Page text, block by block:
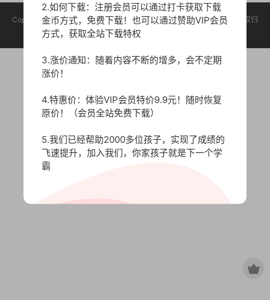
Copyright © 2023 柠檬学堂 版权声明：本站所有资源均收集于网络，版权归
原作者所有，如有侵权，请联系删除。
2.如何下载：注册会员可以通过打卡获取下载
金币方式，免费下载！也可以通过赞助VIP会员
方式，获取全站下载特权
3.涨价通知：随着内容不断的增多，会不定期
涨价！
4.特惠价：体验VIP会员特价9.9元！随时恢复
原价！（会员全站免费下载）
5.我们已经帮助2000多位孩子，实现了成绩的
飞速提升，加入我们，你家孩子就是下一个学
霸